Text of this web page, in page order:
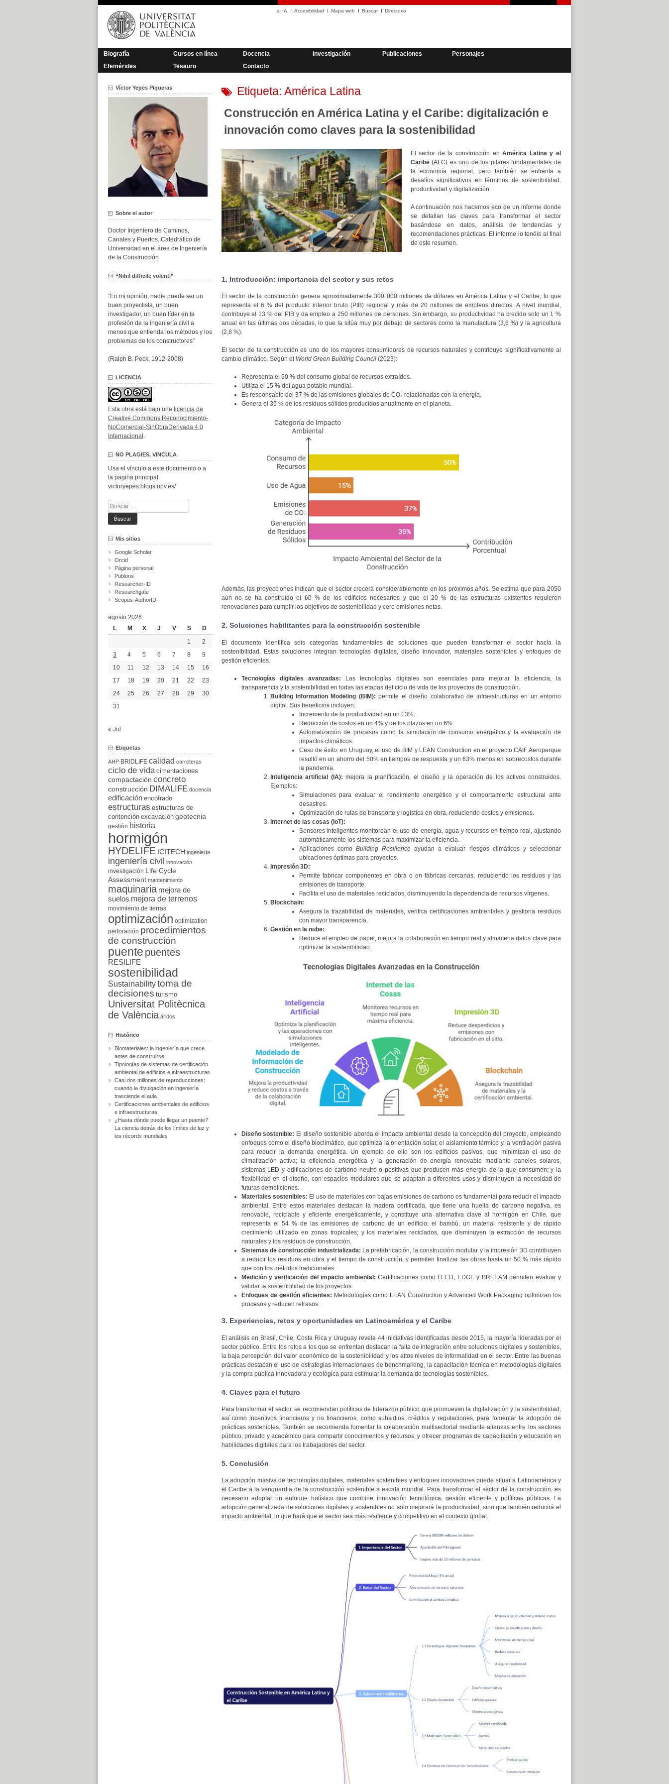
Saltar
contenido
a ·A Accesibilidad Mapa web Buscar Directorio
Biografía Cursos en línea Docencia Investigación Publicaciones
Personajes
Efemérides
Tesauro Contacto
Etiqueta: América Latina
Construcción en América Latina y el Caribe: digitalización e
innovación como claves para la sostenibilidad
El sector de la construcción enAmérica Latina y el
Caribe(ALC) es uno de los pilares fundamentales de
la economía regional, pero también se enfrenta a
desafíos significativos en términos de sostenibilidad,
productividad y digitalización.
A continuación nos hacemos eco de un informe donde
se detallan las claves para transformar el sector
basándose en datos, análisis de tendencias y
recomendaciones prácticas. El informe lo tenéis al final
de este resumen.
1. Introducción: importancia del sector y sus retos
El sector de la construcción genera aproximadamente 300 000 millones de dólares en América Latina y el Caribe, lo que
representa el 6 % del producto interior bruto (PIB) regional y más de 20 millones de empleos directos. A nivel mundial,
contribuye al 13 % del PIB y da empleo a 250 millones de personas. Sin embargo, su productividad ha crecido solo un 1 %
anual en las últimas dos décadas, lo que la sitúa muy por debajo de sectores como la manufactura (3,6 %) y la agricultura
(2,8 %).
El sector de la construcción es uno de los mayores consumidores de recursos naturales y contribuye significativamente al
cambio climático. Según el World Green Building Council(2023):
Representa el 50 % del consumo global de recursos extraídos.
Utiliza el 15 % del agua potable mundial.
Es responsable del 37 % de las emisiones globales de CO₂ relacionadas con la energía.
Genera el 35 % de los residuos sólidos producidos anualmente en el planeta.
Además, las proyecciones indican que el sector crecerá considerablemente en los próximos años. Se estima que para 2050
aún no se ha construido el 60 % de los edificios necesarios y que el 20 % de las estructuras existentes requieren
renovaciones para cumplir los objetivos de sostenibilidad y cero emisiones netas.
2. Soluciones habilitantes para la construcción sostenible
El documento identifica seis categorías fundamentales de soluciones que pueden transformar el sector hacia la
sostenibilidad. Estas soluciones integran tecnologías digitales, diseño innovador, materiales sostenibles y enfoques de
gestión eficientes.
Tecnologías digitales avanzadas: Las tecnologías digitales son esenciales para mejorar la eficiencia, la
transparencia y la sostenibilidad en todas las etapas del ciclo de vida de los proyectos de construcción.
Building Information Modeling (BIM):permite el diseño colaborativo de infraestructuras en un entorno
digital. Sus beneficios incluyen:
Incremento de la productividad en un 13%.
Reducción de costos en un 4% y de los plazos en un 6%.
Automatización de procesos como la simulación de consumo energético y la evaluación de
impactos climáticos.
Caso de éxito: en Uruguay, el uso de BIM y LEAN Construction en el proyecto CAIF Aeroparque
resultó en un ahorro del 50% en tiempos de respuesta y un 63% menos en sobrecostos durante
la pandemia​.
Inteligencia artificial (IA): mejora la planificación, el diseño y la operación de los activos construidos.
Ejemplos:
Simulaciones para evaluar el rendimiento energético y el comportamiento estructural ante
desastres.
Optimización de rutas de transporte y logística en obra, reduciendo costos y emisiones.
Internet de las cosas (IoT):
Sensores inteligentes monitorean el uso de energía, agua y recursos en tiempo real, ajustando
automáticamente los sistemas para maximizar la eficiencia.
Aplicaciones como Building Resilienceayudan a evaluar riesgos climáticos y seleccionar
ubicaciones óptimas para proyectos.
Impresión 3D:
Permite fabricar componentes en obra o en fábricas cercanas, reduciendo los residuos y las
emisiones de transporte.
Facilita el uso de materiales reciclados, disminuyendo la dependencia de recursos vírgenes.
Blockchain:
Asegura la trazabilidad de materiales, verifica certificaciones ambientales y gestiona residuos
con mayor transparencia.
Gestión en la nube:
Reduce el empleo de papel, mejora la colaboración en tiempo real y almacena datos clave para
optimizar la sostenibilidad.
Diseño sostenible: El diseño sostenible aborda el impacto ambiental desde la concepción del proyecto, empleando
enfoques como el diseño bioclimático, que optimiza la orientación solar, el aislamiento térmico y la ventilación pasiva
para reducir la demanda energética. Un ejemplo de ello son los edificios pasivos, que minimizan el uso de
climatización activa; la eficiencia energética y la generación de energía renovable mediante paneles solares,
sistemas LED y edificaciones de carbono neutro o positivas que producen más energía de la que consumen; y la
flexibilidad en el diseño, con espacios modulares que se adaptan a diferentes usos y disminuyen la necesidad de
futuras demoliciones.
Materiales sostenibles: El uso de materiales con bajas emisiones de carbono es fundamental para reducir el impacto
ambiental. Entre estos materiales destacan la madera certificada, que tiene una huella de carbono negativa, es
renovable, reciclable y eficiente energéticamente, y constituye una alternativa clave al hormigón en Chile, que
representa el 54 % de las emisiones de carbono de un edificio; el bambú, un material resistente y de rápido
crecimiento utilizado en zonas tropicales; y los materiales reciclados, que disminuyen la extracción de recursos
naturales y los residuos de construcción.
Sistemas de construcción industrializada: La prefabricación, la construcción modular y la impresión 3D contribuyen
a reducir los residuos en obra y el tiempo de construcción, y permiten finalizar las obras hasta un 50 % más rápido
que con los métodos tradicionales.
Medición y verificación del impacto ambiental:Certificaciones como LEED, EDGE y BREEAM permiten evaluar y
validar la sostenibilidad de los proyectos.
Enfoques de gestión eficientes: Metodologías como LEAN Construction y Advanced Work Packaging optimizan los
procesos y reducen retrasos.
3. Experiencias, retos y oportunidades en Latinoamérica y el Caribe
El análisis en Brasil, Chile, Costa Rica y Uruguay revela 44 iniciativas identificadas desde 2015, la mayoría lideradas por el
sector público. Entre los retos a los que se enfrentan destacan la falta de integración entre soluciones digitales y sostenibles,
la baja percepción del valor económico de la sostenibilidad y los altos niveles de informalidad en el sector. Entre las buenas
prácticas destacan el uso de estrategias internacionales de benchmarking, la capacitación técnica en metodologías digitales
y la compra pública innovadora y ecológica para estimular la demanda de tecnologías sostenibles.
4. Claves para el futuro
Para transformar el sector, se recomiendan políticas de liderazgo público que promuevan la digitalización y la sostenibilidad,
así como incentivos financieros y no financieros, como subsidios, créditos y regulaciones, para fomentar la adopción de
prácticas sostenibles. También se recomienda fomentar la colaboración multisectorial mediante alianzas entre los sectores
público, privado y académico para compartir conocimientos y recursos, y ofrecer programas de capacitación y educación en
habilidades digitales para los trabajadores del sector.
5. Conclusión
La adopción masiva de tecnologías digitales, materiales sostenibles y enfoques innovadores puede situar a Latinoamérica y
el Caribe a la vanguardia de la construcción sostenible a escala mundial. Para transformar el sector de la construcción, es
necesario adoptar un enfoque holístico que combine innovación tecnológica, gestión eficiente y políticas públicas. La
adopción generalizada de soluciones digitales y sostenibles no solo mejorará la productividad, sino que también reducirá el
impacto ambiental, lo que hará que el sector sea más resiliente y competitivo en el contexto global.
Víctor Yepes Piqueras
Sobre el autor
Doctor Ingeniero de Caminos,
Canales y Puertos. Catedrático de
Universidad en el área de Ingeniería
de la Construcción
“Nihil difficile volenti”
“En mi opinión, nadie puede ser un
buen proyectista, un buen
investigador, un buen líder en la
profesión de la ingeniería civil a
menos que entienda los métodos y los
problemas de los constructores”
(Ralph B. Peck, 1912-2008)
LICENCIA
Esta obra está bajo una licencia de
Creative Commons Reconocimiento-
NoComercial-SinObraDerivada 4.0
Internacional .
NO PLAGIES, VINCULA
Usa el vínculo a este documento o a
la pagina principal:
victoryepes.blogs.upv.es/
Buscar:
Mis sitios
Google Scholar
Orcid
Página personal
Publons
Researcher-ID
Researchgate
Scopus-AuthorID
agosto 2026
L
M X J V S
D
1
2
3
4 5 6 7 8
9
10
11 12 13 14 15
16
17
18 19 20 21 22
23
24
25 26 27 28 29
30
31
« Jul
Etiquetas
AHP BRIDLIFE calidad carreteras
ciclo de vida cimentaciones
compactación concreto
construcción DIMALIFE docencia
edificación encofrado
estructuras estructuras de
contención excavación geotecnia
gestión historia
hormigón
HYDELIFE ICITECH ingeniería
ingeniería civil innovación
investigación
Life Cycle
Assessment mantenimiento
maquinaria mejora de
suelos mejora de terrenos
movimiento de tierras
optimización optimization
perforación procedimientos
de construcción
puente puentes
RESILIFE
sostenibilidad
Sustainabilitytoma de
decisiones turismo
Universitat Politècnica
de València áridos
Histórico
Biomateriales: la ingeniería que crece
antes de construirse
Tipologías de sistemas de certificación
ambiental de edificios e infraestructuras
Casi dos millones de reproducciones:
cuando la divulgación en ingeniería
trasciende el aula
Certificaciones ambientales de edificios
e infraestructuras
¿Hasta dónde puede llegar un puente?
La ciencia detrás de los límites de luz y
los récords mundiales